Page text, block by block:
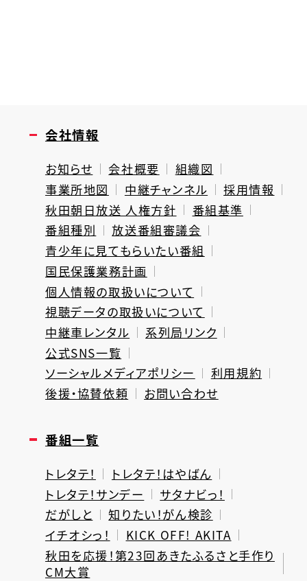
会社情報
お知らせ 会社概要
組織図
事業所地図
中継チャンネル
採用情報
秋田朝日放送 人権方針
番組基準
番組種別
放送番組審議会
青少年に見てもらいたい番組
国民保護業務計画
個人情報の取扱いについて
視聴データの取扱いについて
中継車レンタル
系列局リンク
公式SNS一覧
ソーシャルメディアポリシー
利用規約
後援・協賛依頼
お問い合わせ
番組一覧
トレタテ！
トレタテ！はやばん
トレタテ！サンデー
サタナビっ！
だがしと
知りたい！がん検診
イチオシっ！
KICK OFF! AKITA
秋田を応援！第23回あきたふるさと手作り
CM大賞